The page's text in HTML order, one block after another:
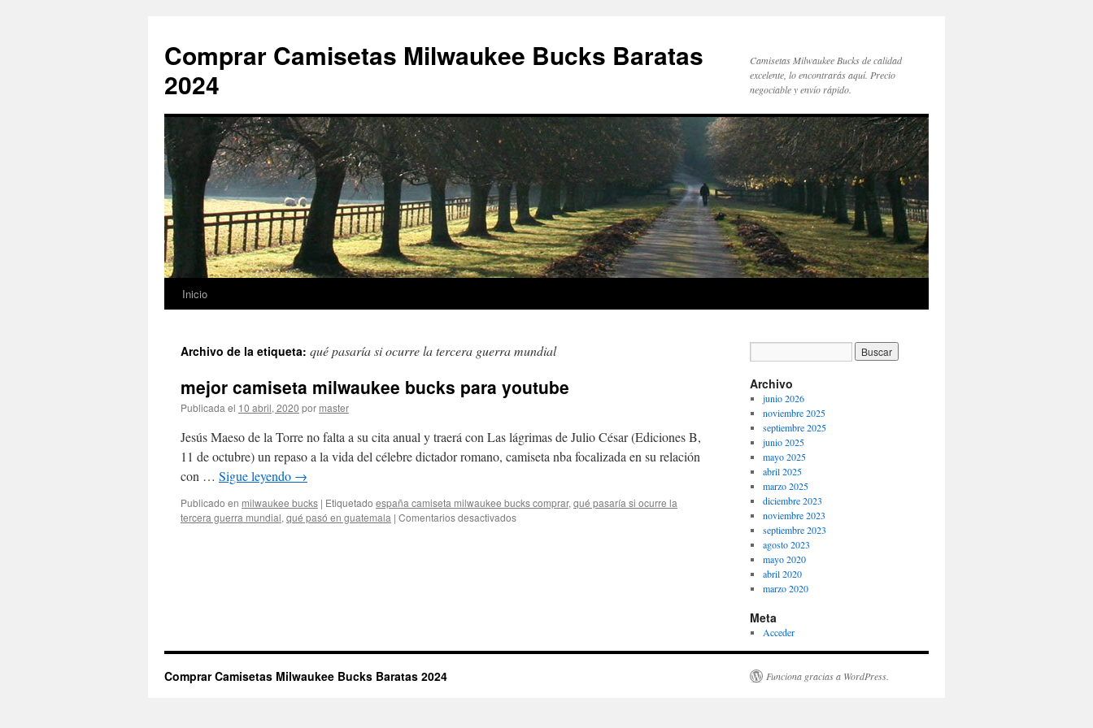
Comprar Camisetas Milwaukee Bucks Baratas
2024
Camisetas Milwaukee Bucks de calidad
excelente, lo encontrarás aquí. Precio
negociable y envío rápido.
Saltar
contenido
Inicio
Archivo de la etiqueta: qué pasaría si ocurre la tercera guerra mundial
mejor camiseta milwaukee bucks para youtube
Publicada el 10 abril, 2020 por master
Jesús Maeso de la Torre no falta a su cita anual y traerá con Las lágrimas de Julio César (Ediciones B,
11 de octubre) un repaso a la vida del célebre dictador romano, camiseta nba focalizada en su relación
con … Sigue leyendo →
Publicado en milwaukee bucks | Etiquetado españa camiseta milwaukee bucks comprar, qué pasaría si ocurre la
tercera guerra mundial, qué pasó en guatemala | Comentarios desactivadosen
Archivo
junio 2026
noviembre 2025
septiembre 2025
junio 2025
mayo 2025
abril 2025
marzo 2025
diciembre 2023
noviembre 2023
septiembre 2023
agosto 2023
mayo 2020
abril 2020
marzo 2020
Meta
Acceder
Comprar Camisetas Milwaukee Bucks Baratas 2024 Funciona gracias a WordPress.